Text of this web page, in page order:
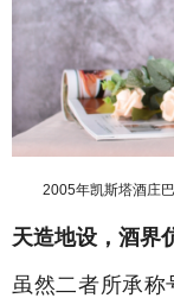
2005年凯斯塔酒庄
天造地设，酒界
虽然二者所承称